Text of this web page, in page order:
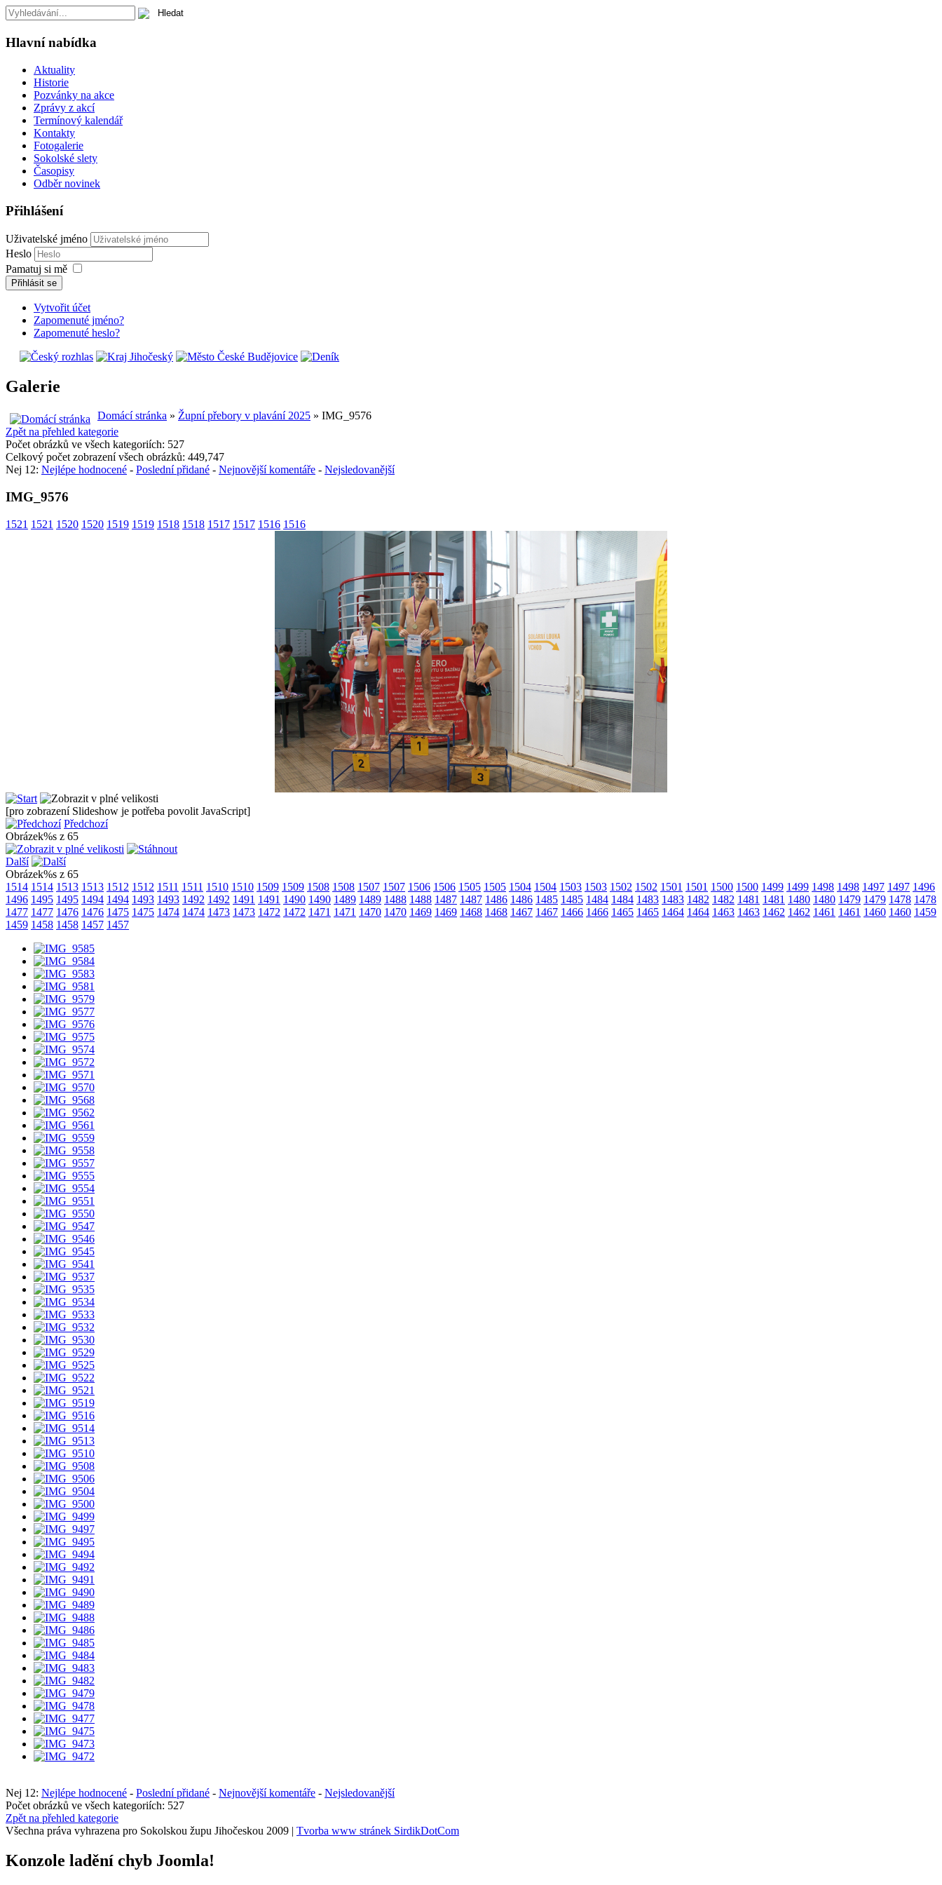
Hlavní nabídka
Aktuality
Historie
Pozvánky na akce
Zprávy z akcí
Termínový kalendář
Kontakty
Fotogalerie
Sokolské slety
Časopisy
Odběr novinek
Přihlášení
Uživatelské jméno
Heslo
Pamatuj si mě
Přihlásit se
Vytvořit účet
Zapomenuté jméno?
Zapomenuté heslo?
Galerie
Domácí stránka » Župní přebory v plavání 2025 » IMG_9576
Zpět na přehled kategorie
Počet obrázků ve všech kategoriích: 527
Celkový počet zobrazení všech obrázků: 449,747
Nej 12: Nejlépe hodnocené - Poslední přidané - Nejnovější komentáře - Nejsledovanější
IMG_9576
1521 1521 1520 1520 1519 1519 1518 1518 1517 1517 1516 1516
[pro zobrazení Slideshow je potřeba povolit JavaScript]
Předchozí
Obrázek%s z 65
Další
Obrázek%s z 65
1514 1514 1513 1513 1512 1512 1511 1511 1510 1510 1509 1509 1508 1508 1507 1507 1506 1506 1505 1505 1504 1504 1503 1503 1502 1502 1501 1501 1500 1500 1499 1499 1498 1498 1497 1497 1496
1496 1495 1495 1494 1494 1493 1493 1492 1492 1491 1491 1490 1490 1489 1489 1488 1488 1487 1487 1486 1486 1485 1485 1484 1484 1483 1483 1482 1482 1481 1481 1480 1480 1479 1479 1478 1478
1477 1477 1476 1476 1475 1475 1474 1474 1473 1473 1472 1472 1471 1471 1470 1470 1469 1469 1468 1468 1467 1467 1466 1466 1465 1465 1464 1464 1463 1463 1462 1462 1461 1461 1460 1460 1459
1459 1458 1458 1457 1457
Nej 12: Nejlépe hodnocené - Poslední přidané - Nejnovější komentáře - Nejsledovanější
Počet obrázků ve všech kategoriích: 527
Zpět na přehled kategorie
Všechna práva vyhrazena pro Sokolskou župu Jihočeskou 2009 | Tvorba www stránek SirdikDotCom
Konzole ladění chyb Joomla!